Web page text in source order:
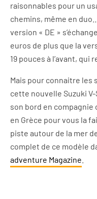
raisonnables pour un
chemins, même en
version « DE »
euros de plus que la
19 pouces à l’avant, qui
Mais pour connaitre les
cette nouvelle Suzuki
son bord en compagnie
en Grèce pour vous la
piste autour de la mer
complet de ce modèle
adventure Magazine